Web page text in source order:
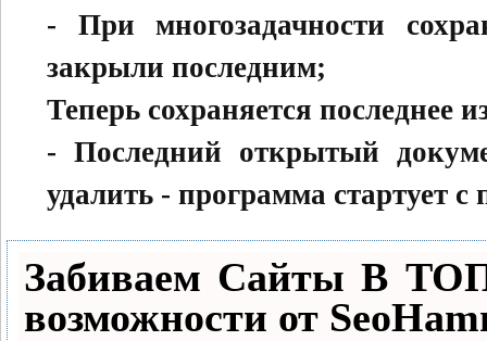
- При многозадачности
закрыли последним;
Теперь сохраняется последнее
- Последний открытый
удалить - программа стартует
Забиваем Сайты В
возможности от